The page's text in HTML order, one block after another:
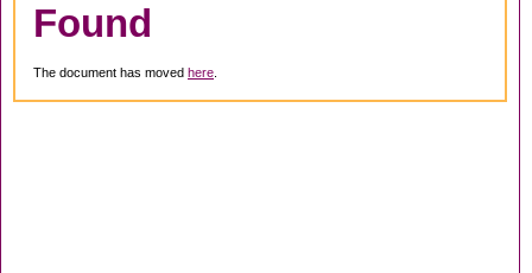
Found
The document has moved here